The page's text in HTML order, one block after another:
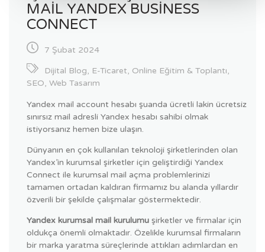
MAIL YANDEX BUSINESS
CONNECT
7 Şubat 2024
Dijital Blog, E-Ticaret, Online Eğitim & Toplantı,
SEO, Web Tasarım
Yandex mail account hesabı şuanda ücretli lakin ücretsiz
sınırsız mail adresli Yandex hesabı sahibi olmak
istiyorsanız hemen bize ulaşın.
Dünyanın en çok kullanılan teknoloji şirketlerinden olan
Yandex’in kurumsal şirketler için geliştirdiği Yandex
Connect ile kurumsal mail açma problemlerinizi
tamamen ortadan kaldıran firmamız bu alanda yıllardır
özverili bir şekilde çalışmalar göstermektedir.
Yandex kurumsal mail kurulumu şirketler ve firmalar için
oldukça önemli olmaktadır. Özelikle kurumsal firmaların
bir marka yaratma süreçlerinde attıkları adımlardan en